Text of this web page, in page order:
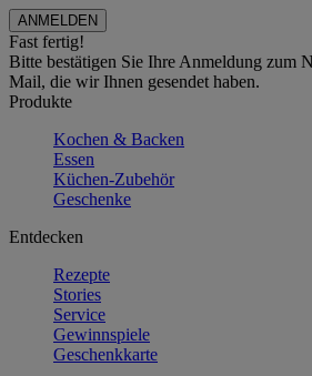
Fast fertig!
Bitte bestätigen Sie Ihre Anmeldung zum
Mail, die wir Ihnen gesendet haben.
Produkte
Kochen & Backen
Essen
Küchen-Zubehör
Geschenke
Entdecken
Rezepte
Stories
Service
Gewinnspiele
Geschenkkarte